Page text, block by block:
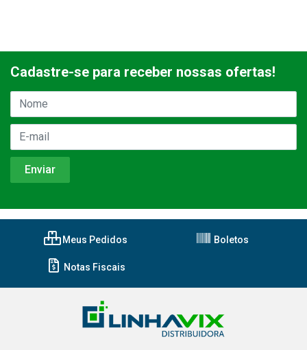
Cadastre-se para receber nossas ofertas!
Meus Pedidos Boletos
Notas Fiscais